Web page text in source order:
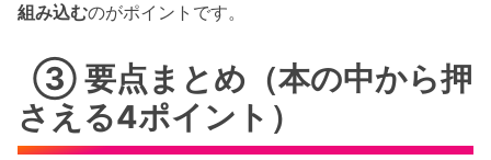
組み込むのがポイントです。
③ 要点まとめ（本の中から押
さえる4ポイント）